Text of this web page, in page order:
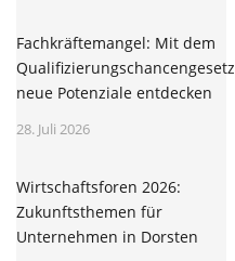
Fachkräftemangel: Mit dem
Qualifizierungschancengesetz
neue Potenziale entdecken
28. Juli 2026
Wirtschaftsforen 2026:
Zukunftsthemen für
Unternehmen in Dorsten